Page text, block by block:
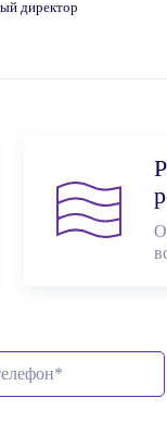
директор